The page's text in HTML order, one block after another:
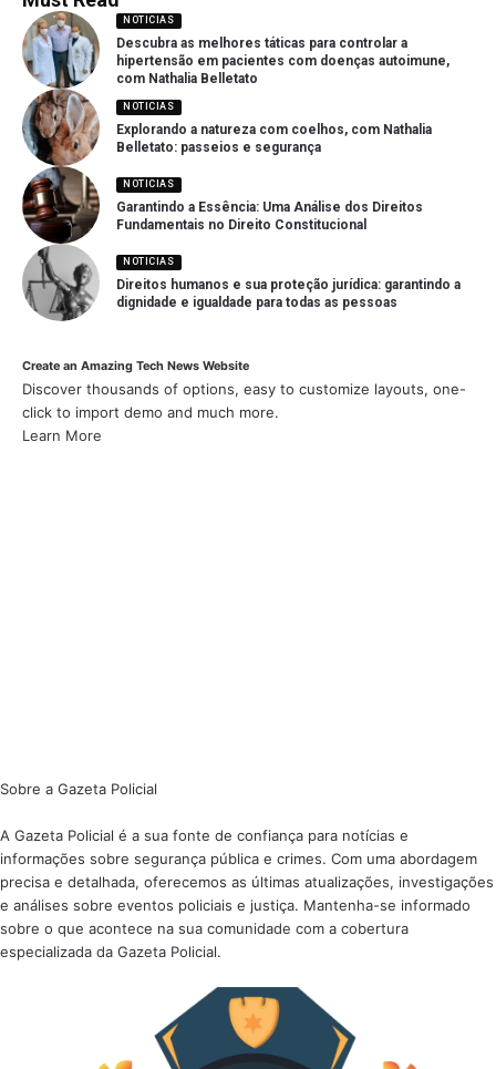
NOTICIAS
Descubra as melhores táticas para controlar a
hipertensão em pacientes com doenças autoimune,
com Nathalia Belletato
NOTICIAS
Explorando a natureza com coelhos, com Nathalia
Belletato: passeios e segurança
NOTICIAS
Garantindo a Essência: Uma Análise dos Direitos
Fundamentais no Direito Constitucional
NOTICIAS
Direitos humanos e sua proteção jurídica: garantindo a
dignidade e igualdade para todas as pessoas
Create an Amazing Tech News Website
Discover thousands of options, easy to customize layouts, one-
click to import demo and much more.
Learn More
Sobre a Gazeta Policial
A Gazeta Policial é a sua fonte de confiança para notícias e
informações sobre segurança pública e crimes. Com uma abordagem
precisa e detalhada, oferecemos as últimas atualizações, investigações
e análises sobre eventos policiais e justiça. Mantenha-se informado
sobre o que acontece na sua comunidade com a cobertura
especializada da Gazeta Policial.